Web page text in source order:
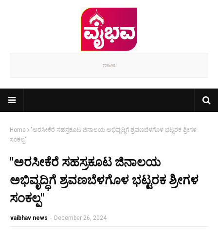
Home
"ಅರಸೀಕೆರೆ ಸಹಸ್ರಕೂಟ ಜಿನಾಲಯ ಅಭಿವೃದ್ಧಿಗೆ ಶ್ರವಣಬೆಳಗೊಳ ಭಟ್ಟರಕ ಶ್ರೀಗಳ
ಸಂಕಲ್ಪ"
"ಅರಸೀಕೆರೆ ಸಹಸ್ರಕೂಟ ಜಿನಾಲಯ
ಅಭಿವೃದ್ಧಿಗೆ ಶ್ರವಣಬೆಳಗೊಳ ಭಟ್ಟರಕ ಶ್ರೀಗಳ
ಸಂಕಲ್ಪ"
vaibhav news - December 26, 2024